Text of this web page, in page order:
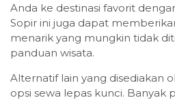
Anda ke destinasi favorit
Sopir ini juga dapat
menarik yang mungkin tidak
panduan wisata.
Alternatif lain yang disediakan
opsi sewa lepas kunci. Banyak